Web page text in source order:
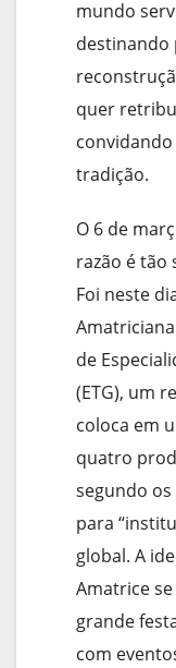
mundo
destinando
quer
tradição.
O 6 de
razão é tão
Foi neste
de
(ETG), um
coloca em
quatro
segundo
para
global. A
Amatrice
grande
com